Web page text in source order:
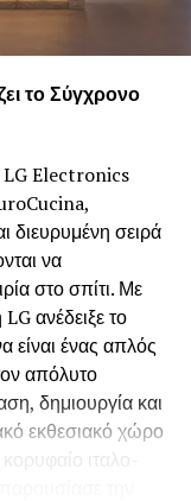
το Σύγχρονο
LG Electronics
διευρυμένη σειρά
να
στο σπίτι. Με
ανέδειξε το
είναι ένας απλός
απόλυτο
δημιουργία και
εκθεσιακό χώρο
ιταλο-